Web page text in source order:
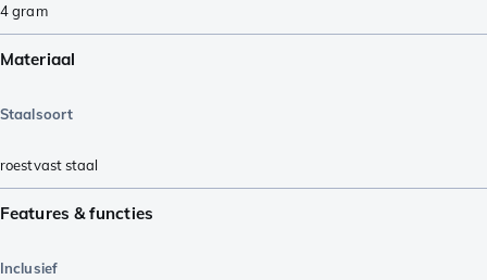
4gram
Materiaal
Staalsoort
roestvast staal
Features & functies
Inclusief